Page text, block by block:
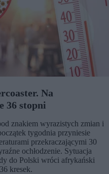
Na
36 stopni
znakiem wyrazistych zmian i
tygodnia przyniesie
przekraczającymi 30
ochłodzenie. Sytuacja
do Polski wróci afrykański
kresek.